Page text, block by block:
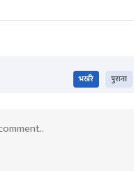
भर्खरै पुराना